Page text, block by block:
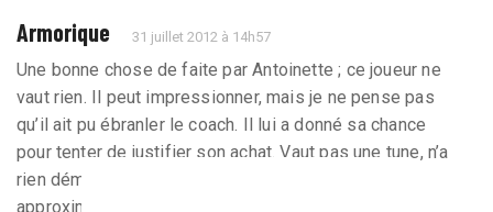
Armorique 31 juillet 2012 à 14h57
Une bonne chose de faite par Antoinette ; ce joueur ne
vaut rien. Il peut impressionner, mais je ne pense pas
qu’il ait pu ébranler le coach. Il lui a donné sa chance
pour tenter de justifier son achat. Vaut pas une tune, n’a
rien démontré et, en plus, a un comportement très
approximatif.